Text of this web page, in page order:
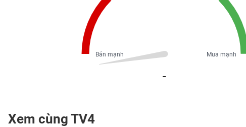
Mua mạnh
Bán mạnh
Xem cùng TV4